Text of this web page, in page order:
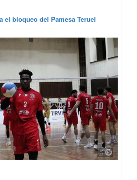
el bloqueo del Pamesa Teruel